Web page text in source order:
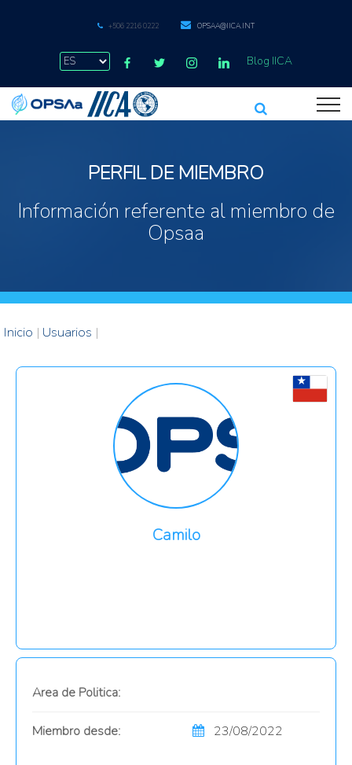
+506 2216 0222 OPSAA@IICA.INT
Blog IICA
PERFIL DE MIEMBRO
Información referente al miembro de
Opsaa
Inicio | Usuarios |
Camilo
Area de Politica:
Miembro desde: 23/08/2022